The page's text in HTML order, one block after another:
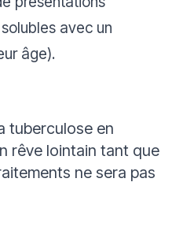
avec un
âge).
tuberculose en
rêve lointain tant que
ne sera pas